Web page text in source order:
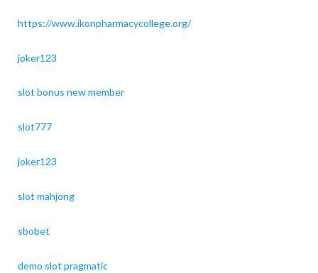
https://www.ikonpharmacycollege.org/
joker123
slot bonus new member
slot777
joker123
slot mahjong
sbobet
demo slot pragmatic